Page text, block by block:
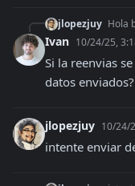
jlopezjuy Hola buenos
Ivan 10/24/25,
Si la reenvias
datos enviados?
jlopezjuy 10/24/
intente enviar